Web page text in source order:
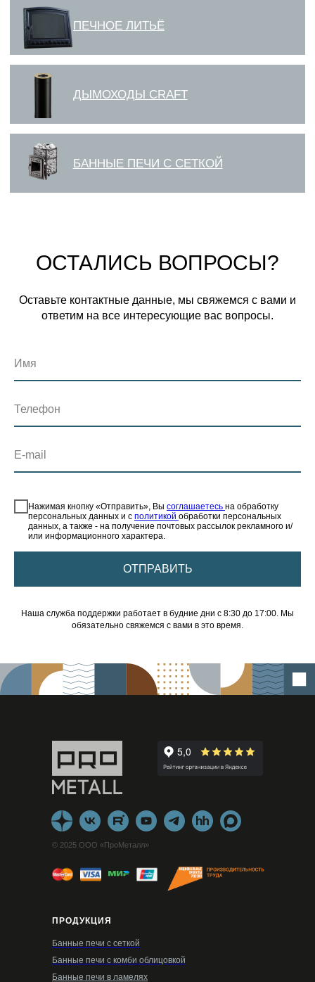
ОСТАЛИСЬ ВОПРОСЫ?
Оставьте контактные данные, мы свяжемся с вами и
ответим на все интересующие вас вопросы.
Имя
Телефон
E-mail
Нажимая кнопку «Отправить», Вы соглашаетесь на обработку
персональных данных и с политикой обработки персональных
данных, а также - на получение почтовых рассылок рекламного и/
или информационного характера.
ОТПРАВИТЬ
Наша служба поддержки работает в будние дни с 8:30 до 17:00. Мы
обязательно свяжемся с вами в это время.
ПРОДУКЦИЯ
Банные печи с сеткой
Банные печи с комби облицовкой
Банные печи в ламелях
© 2025 ООО «ПроМеталл»